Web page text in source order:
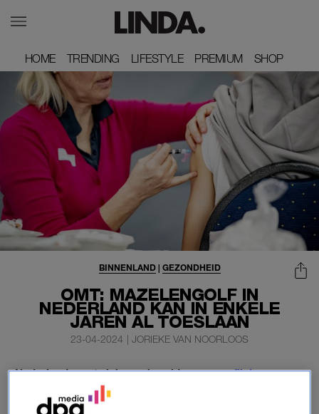
HOME
HOME TRENDING
TRENDING LIFESTYLE
LIFESTYLE PREMIUM
PREMIUM SHOP
SHOP
OMT: MAZELENGOLF IN
NEDERLAND KAN IN ENKELE
JAREN AL TOESLAAN
BINNENLAND| GEZONDHEID
23-04-2024 | JORIEKE VAN NOORLOOS
Nederland moet zich voorbereiden op eenflinke
van mazelen. Over een paar jaar dienen zich
meer ongevaccineerde kinderen aan op middelbare